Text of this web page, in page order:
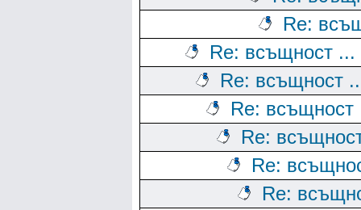
Re:
Re: всъщност ...
Re: всъщност
Re: всъщност
Re:
Re:
Re: